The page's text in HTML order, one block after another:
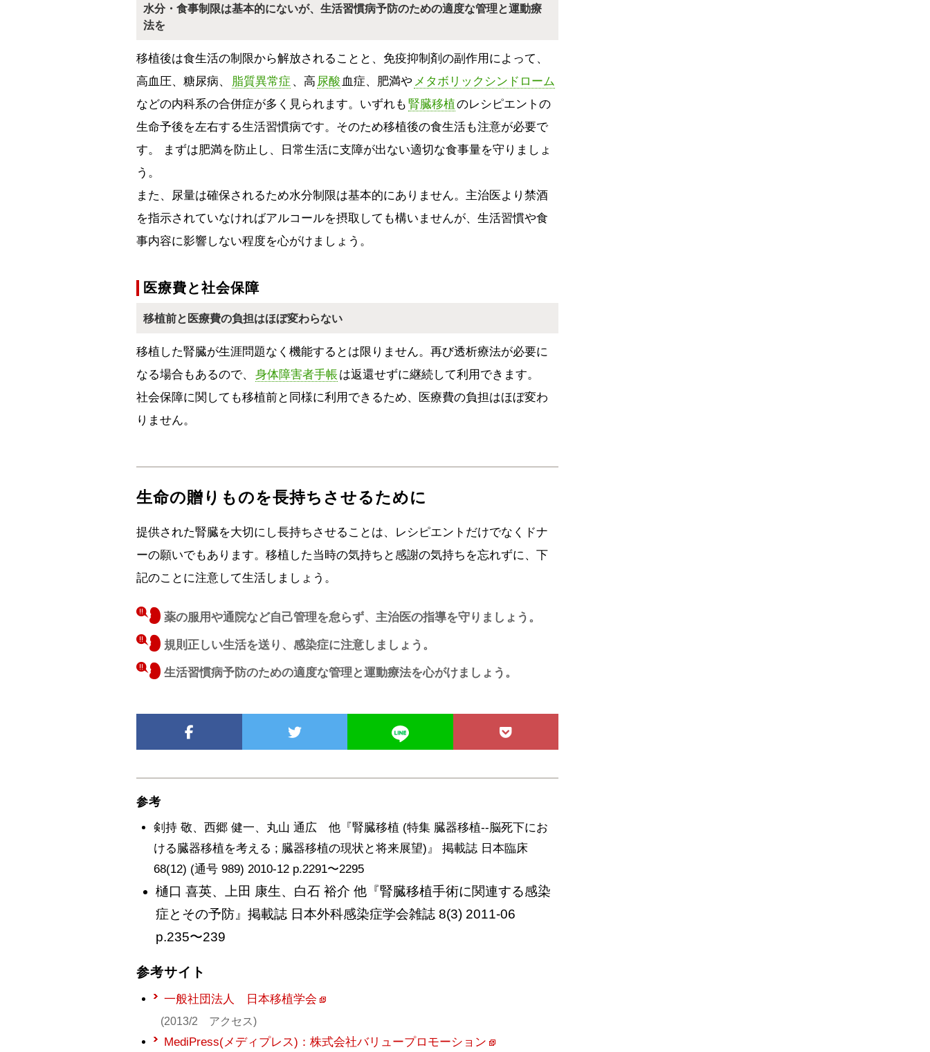
水分・食事制限は基本的にないが、生活習慣病予防のための適度な管理と運動療
法を
移植後は食生活の制限から解放されることと、免疫抑制剤の副作用によって、
高血圧、糖尿病、
脂質異常症 、高 尿酸 血症、肥満や メタボリックシンドローム
などの内科系の合併症が多く見られます。いずれも 腎臓移植のレシピエントの
生命予後を左右する生活習慣病です。そのため移植後の食生活も注意が必要で
す。 まずは肥満を防止し、日常生活に支障が出ない適切な食事量を守りましょ
う。
また、尿量は確保されるため水分制限は基本的にありません。主治医より禁酒
を指示されていなければアルコールを摂取しても構いませんが、生活習慣や食
事内容に影響しない程度を心がけましょう。
医療費と社会保障
移植前と医療費の負担はほぼ変わらない
移植した腎臓が生涯問題なく機能するとは限りません。再び透析療法が必要に
なる場合もあるので、
身体障害者手帳 は返還せずに継続して利用できます。
社会保障に関しても移植前と同様に利用できるため、医療費の負担はほぼ変わ
りません。
生命の贈りものを長持ちさせるために
提供された腎臓を大切にし長持ちさせることは、レシピエントだけでなくドナ
ーの願いでもあります。移植した当時の気持ちと感謝の気持ちを忘れずに、下
記のことに注意して生活しましょう。
薬の服用や通院など自己管理を怠らず、主治医の指導を守りましょう。
規則正しい生活を送り、感染症に注意しましょう。
生活習慣病予防のための適度な管理と運動療法を心がけましょう。
参考
剣持 敬、西郷 健一、丸山 通広 他『腎臓移植 (特集 臓器移植--脳死下にお
ける臓器移植を考える ; 臓器移植の現状と将来展望)』 掲載誌 日本臨床
68(12) (通号 989) 2010-12 p.2291〜2295
樋口 喜英、上田 康生、白石 裕介 他『腎臓移植手術に関連する感染
症とその予防』掲載誌 日本外科感染症学会雑誌 8(3) 2011-06
p.235〜239
参考サイト
一般社団法人 日本移植学会
(2013/2 アクセス)
MediPress(メディプレス)：株式会社バリュープロモーション